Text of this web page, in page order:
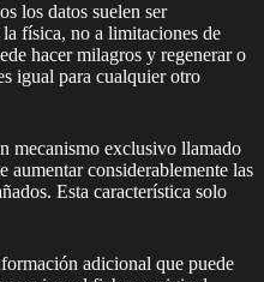
los datos suelen ser
física, no a limitaciones de
hacer milagros y regenerar o
igual para cualquier otro
mecanismo exclusivo llamado
aumentar considerablemente las
Esta característica solo
adicional que puede